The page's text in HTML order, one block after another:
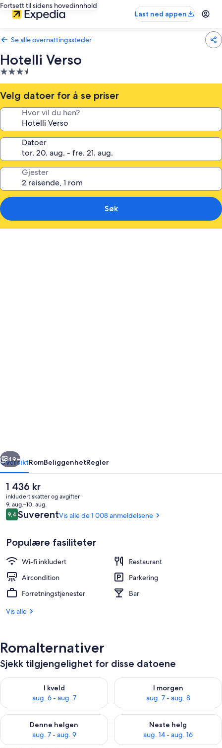
Fortsett til sidens hovedinnhold
Last ned appen
Se alle overnattingssteder
Hotelli Verso
Overnattingssted
med
3.5
stjerner
Velg datoer for å se priser
Hvor vil du hen?
Datoer
Gjester
Søk
Restaurant
Neste
49+
OversiktRomBeliggenhetRegler
Den
nåværende
prisen
er
1 436 kr
1 436 kr
inkludert skatter og avgifter
9. aug.–10. aug.
Anmeldelser
9,49,4 av 10 –
SuverentVis alle de 1 008 anmeldelsene
Populære fasiliteter
Wi-fi inkludert
Restaurant
Aircondition
Parkering
Forretningstjenester
Bar
Vis alle
Romalternativer
Sjekk tilgjengelighet for disse datoene
I kveld
aug. 6 - aug. 7
Sjekk tilgjengelighet for i kveld, aug. 6 - aug. 7
I morgen
aug. 7 - aug. 8
Sjekk tilgjengelighet for i
Denne helgen
aug. 7 - aug. 9
Sjekk tilgjengelighet for denne helgen, aug. 7 - aug. 9
Neste helg
aug. 14 - aug. 16
Sjekk tilgjengelighet for neste